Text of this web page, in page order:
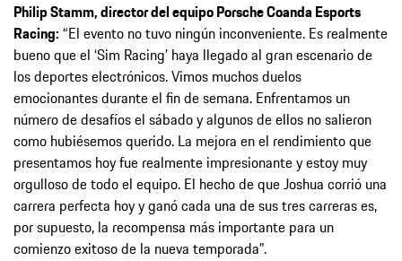
Philip Stamm, director del equipo Porsche Coanda Esports
Racing: “El evento no tuvo ningún inconveniente. Es realmente
bueno que el ‘Sim Racing’ haya llegado al gran escenario de
los deportes electrónicos. Vimos muchos duelos
emocionantes durante el fin de semana. Enfrentamos un
número de desafíos el sábado y algunos de ellos no salieron
como hubiésemos querido. La mejora en el rendimiento que
presentamos hoy fue realmente impresionante y estoy muy
orgulloso de todo el equipo. El hecho de que Joshua corrió una
carrera perfecta hoy y ganó cada una de sus tres carreras es,
por supuesto, la recompensa más importante para un
comienzo exitoso de la nueva temporada”.